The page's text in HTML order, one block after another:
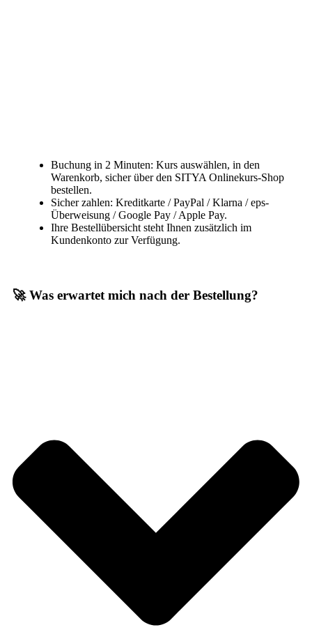
Buchung in 2 Minuten: Kurs auswählen, in den
Warenkorb, sicher über den SITYA Onlinekurs-Shop
bestellen.
Sicher zahlen: Kreditkarte / PayPal / Klarna / eps-
Überweisung / Google Pay / Apple Pay.
Ihre Bestellübersicht steht Ihnen zusätzlich im
Kundenkonto zur Verfügung.
🚀 Was erwartet mich nach der Bestellung?